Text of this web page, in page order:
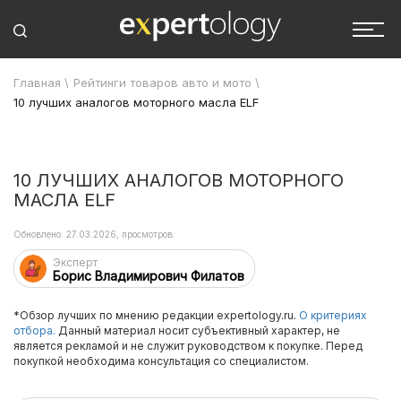
Главная \ Рейтинги товаров авто и мото \
10 лучших аналогов моторного масла ELF
10 ЛУЧШИХ АНАЛОГОВ МОТОРНОГО
МАСЛА ELF
Эксперт
Борис Владимирович Филатов
Обновлено: 27.03.2026, просмотров:
*Обзор лучших по мнению редакции expertology.ru. О критериях
отбора. Данный материал носит субъективный характер, не
является рекламой и не служит руководством к покупке. Перед
покупкой необходима консультация со специалистом.